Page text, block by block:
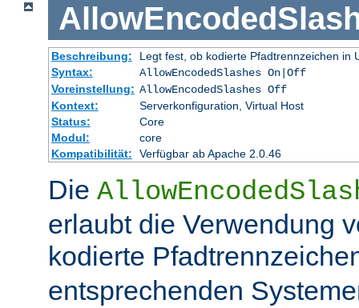
Beschreibung:
Legt fest, ob kodierte Pfadtrennzeichen in
Syntax:
AllowEncodedSlashes On|Off
Voreinstellung: AllowEncodedSlashes Off
Kontext:
Serverkonfiguration, Virtual Host
Status:
Core
Modul:
core
Kompatibilität:
Verfügbar ab Apache 2.0.46
Die
erlaubt die Verwendung
kodierte
entsprechenden